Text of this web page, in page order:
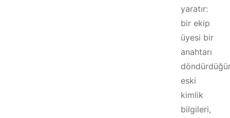
yaratır:
bir ekip
üyesi bir
anahtarı
eski
kimlik
bilgileri,